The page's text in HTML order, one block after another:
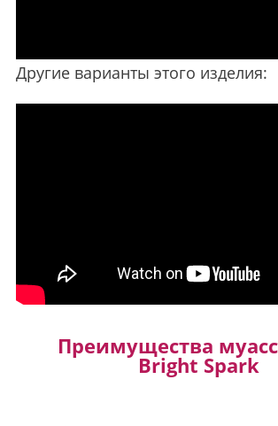
Другие варианты этого изделия:
Преимущества
Bright Spark